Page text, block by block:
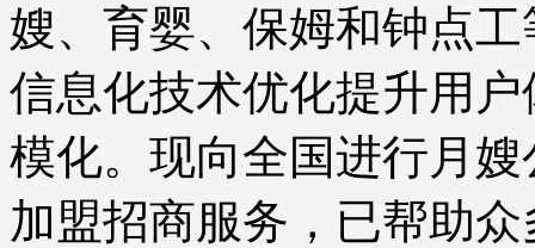
嫂、育婴、保姆和钟点
信息化技术优化提升用
模化。现向全国进行月
加盟招商服务，已帮助